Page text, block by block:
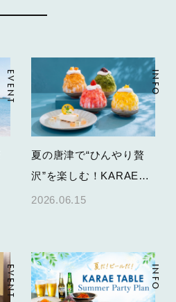
EVENT
夏の唐津で“ひんやり贅
沢”を楽しむ！KARAE
TABLEかき氷＆限定スイ
2026.06.15
INFO
EVENT INFO